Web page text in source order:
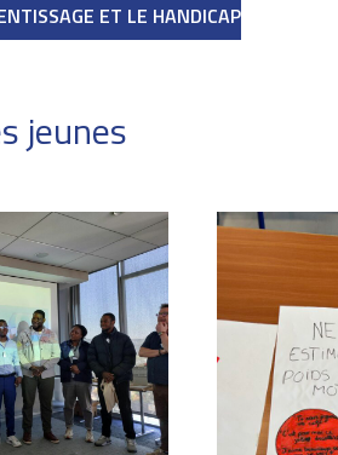
ET LE HANDICAP
jeunes